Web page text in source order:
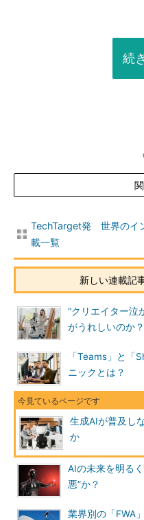
続
TechTarget発 世界のイ
載一覧
新しい連載記
“クリエイター泣
がうれしいのか？
「Teams」と「
ニックとは？
生成AIが普及し
か
AIの未来を明る
悪”か？
業界別の「FWA